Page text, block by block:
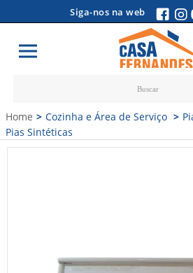
Siga-nos na web
Carrinho
Vazio
Home Cozinha e Área de Serviço
Pias Sintéticas